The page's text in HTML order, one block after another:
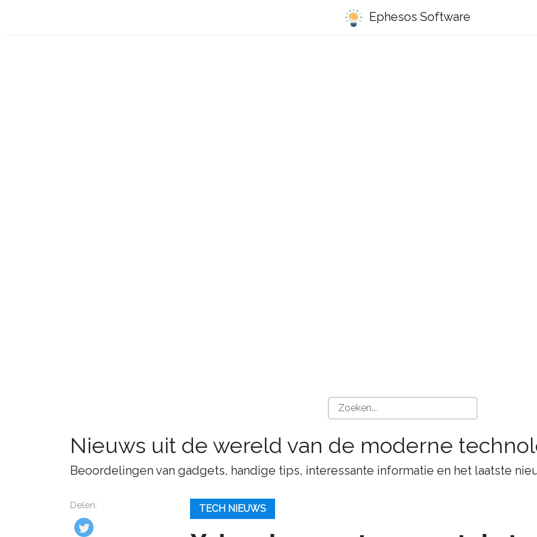
Ephesos Software
Nieuws uit de wereld van de moderne
Beoordelingen van gadgets, handige tips, interessante informatie en het laatste
Delen: TECH NIEUWS